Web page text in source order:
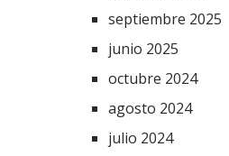
septiembre 2025
junio 2025
octubre 2024
agosto 2024
julio 2024